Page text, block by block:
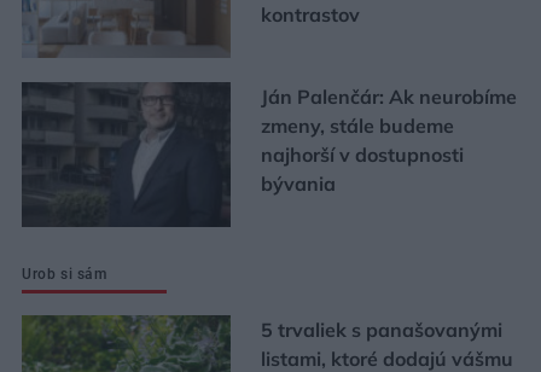
kontrastov
Ján Palenčár: Ak neurobíme
zmeny, stále budeme
najhorší v dostupnosti
bývania
Urob si sám
5 trvaliek s panašovanými
listami, ktoré dodajú vášmu